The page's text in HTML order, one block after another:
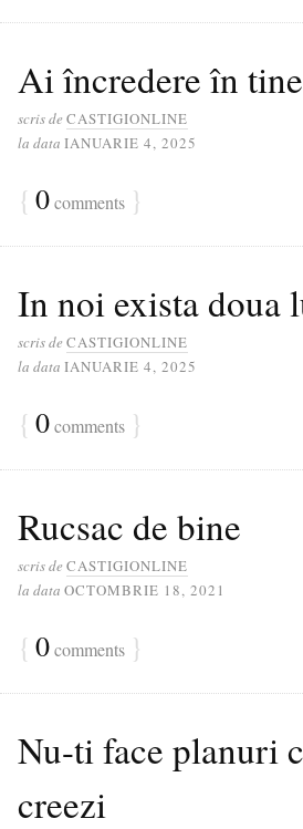
Ai încredere în
scris de CASTIGIONLINE
la data IANUARIE 4, 2025
{ 0comments }
In noi exista doua
scris de CASTIGIONLINE
la data IANUARIE 4, 2025
{ 0comments }
Rucsac de bine
scris de CASTIGIONLINE
la data OCTOMBRIE 18, 2021
{ 0comments }
Nu-ti face planuri
creezi